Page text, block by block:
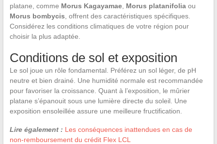
platane, comme Morus Kagayamae, Morus platanifoliaou
Morus bombycis , offrent des caractéristiques spécifiques.
Considérez les conditions climatiques de votre région pour
choisir la plus adaptée.
Conditions de sol et exposition
Le sol joue un rôle fondamental. Préférez un sol léger, de pH
neutre et bien drainé. Une humidité normale est recommandée
pour favoriser la croissance. Quant à l’exposition, le mûrier
platane s’épanouit sous une lumière directe du soleil. Une
exposition ensoleillée assure une meilleure fructification.
Lire également : Les conséquences inattendues en cas de
non-remboursement du crédit Flex LCL